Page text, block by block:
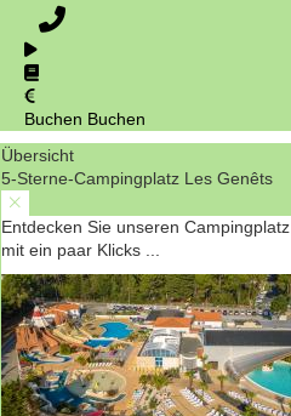
Buchen Buchen
Übersicht
5-Sterne-Campingplatz Les Genêts
Entdecken Sie unseren Campingplatz
mit ein paar Klicks ...